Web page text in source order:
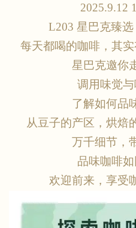
2025.9.12
L203 星巴克臻选
每天都喝的咖啡，其
星巴克邀你
调用味觉
了解如何品
从豆子的产区，烘焙
万千细节，
品味咖啡
欢迎前来，享受